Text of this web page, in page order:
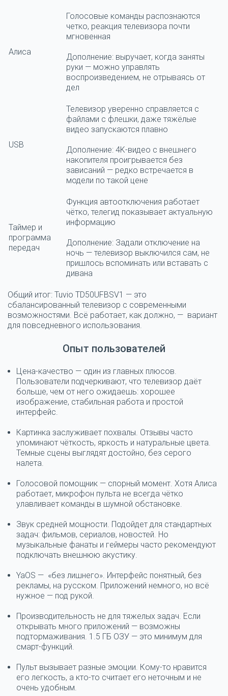
Алиса
Голосовые команды распознаются
четко, реакция телевизора почти
мгновенная
Дополнение: выручает, когда заняты
руки — можно управлять
воспроизведением, не отрываясь от
дел
USB
Телевизор уверенно справляется с
файлами с флешки, даже тяжёлые
видео запускаются плавно
Дополнение: 4K-видео с внешнего
накопителя проигрывается без
зависаний — редко встречается в
модели по такой цене
Таймер и
программа
передач
Функция автоотключения работает
чётко, телегид показывает актуальную
информацию
Дополнение: Задали отключение на
ночь — телевизор выключился сам, не
пришлось вспоминать или вставать с
дивана
Общий итог: Tuvio TD50UFBSV1 — это
сбалансированный телевизор с современными
возможностями. Всё работает, как должно, — вариант
для повседневного использования.
Опыт пользователей
Цена-качество — один из главных плюсов.
Пользователи подчеркивают, что телевизор даёт
больше, чем от него ожидаешь: хорошее
изображение, стабильная работа и простой
интерфейс.
Картинка заслуживает похвалы. Отзывы часто
упоминают чёткость, яркость и натуральные цвета.
Темные сцены выглядят достойно, без серого
налета.
Голосовой помощник — спорный момент. Хотя Алиса
работает, микрофон пульта не всегда чётко
улавливает команды в шумной обстановке.
Звук средней мощности. Подойдет для стандартных
задач: фильмов, сериалов, новостей. Но
музыкальные фанаты и геймеры часто рекомендуют
подключать внешнюю акустику.
YaOS — «без лишнего». Интерфейс понятный, без
рекламы, на русском. Приложений немного, но всё
нужное — под рукой.
Производительность не для тяжелых задач. Если
открывать много приложений — возможны
подтормаживания. 1.5 ГБ ОЗУ — это минимум для
смарт-функций.
Пульт вызывает разные эмоции. Кому-то нравится
его легкость, а кто-то считает его неточным и не
очень удобным.